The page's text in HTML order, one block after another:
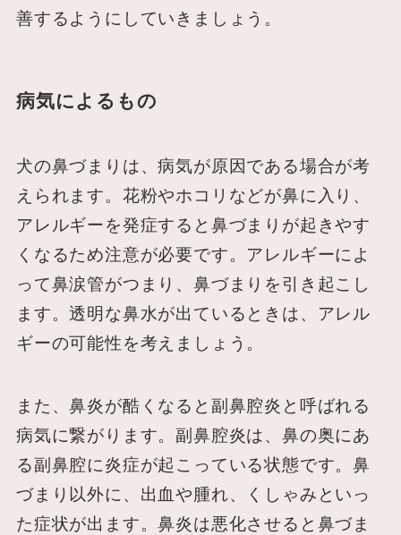
善するようにしていきましょう。
病気によるもの
犬の鼻づまりは、病気が原因である場合が考
えられます。花粉やホコリなどが鼻に入り、
アレルギーを発症すると鼻づまりが起きやす
くなるため注意が必要です。アレルギーによ
って鼻涙管がつまり、鼻づまりを引き起こし
ます。透明な鼻水が出ているときは、アレル
ギーの可能性を考えましょう。
また、鼻炎が酷くなると副鼻腔炎と呼ばれる
病気に繋がります。副鼻腔炎は、鼻の奥にあ
る副鼻腔に炎症が起こっている状態です。鼻
づまり以外に、出血や腫れ、くしゃみといっ
た症状が出ます。鼻炎は悪化させると鼻づま